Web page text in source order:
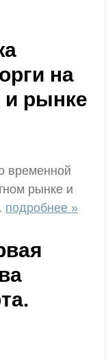
на
рынке
временной
рынке и
подробнее »